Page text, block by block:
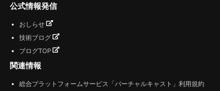
公式情報発信
おしらせ
技術ブログ
ブログTOP
関連情報
総合プラットフォームサービス「バーチャルキャスト」利用規約